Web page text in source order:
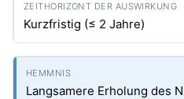
Kurzfristig (≤ 2 Jahre)
Langsamere Erholung des